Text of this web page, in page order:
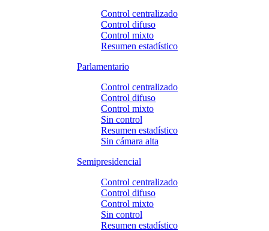
Control centralizado
Control difuso
Control mixto
Resumen estadístico
Parlamentario
Control centralizado
Control difuso
Control mixto
Sin control
Resumen estadístico
Sin cámara alta
Semipresidencial
Control centralizado
Control difuso
Control mixto
Sin control
Resumen estadístico